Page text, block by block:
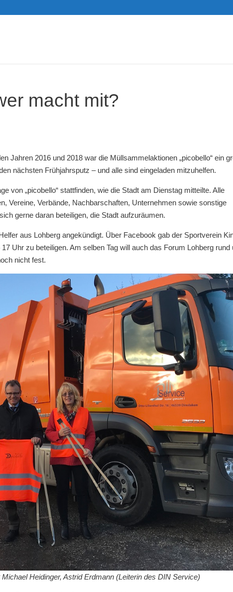
macht mit?
Jahren 2016 und 2018 war die Müllsammelaktionen „picobello“ ein
nächsten Frühjahrsputz – und alle sind eingeladen mitzuhelfen.
von „picobello“ stattfinden, wie die Stadt am Dienstag mitteilte. Alle
Vereine, Verbände, Nachbarschaften, Unternehmen sowie sonstige
gerne daran beteiligen, die Stadt aufzuräumen.
aus Lohberg angekündigt. Über Facebook gab der Sportverein
Uhr zu beteiligen. Am selben Tag will auch das Forum Lohberg rund
nicht fest.
Heidinger, Astrid Erdmann (Leiterin des DIN Service)